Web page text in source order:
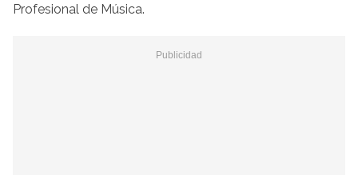
Profesional de Música.